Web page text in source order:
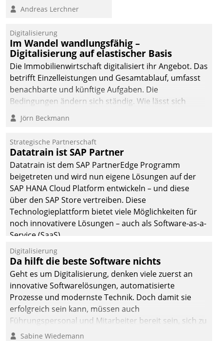
Softwareentwicklungshaus
Andreas Lerchner
Digitalisierung
Im Wandel wandlungsfähig –
Digitalisierung auf elastischer Basis
Die Immobilienwirtschaft digitalisiert ihr Angebot. Das
betrifft Einzelleistungen und Gesamtablauf, umfasst
benachbarte und künftige Aufgaben. Die
Bedingungen ändern sich ständig. Wie lässt sich
technisch die Kontrolle wahren und zugleich Freiraum
fürs Wachsen öffnen?
Jörn Beckmann
Strategische Partnerschaft
Datatrain ist SAP Partner
Datatrain ist dem SAP PartnerEdge Programm
beigetreten und wird nun eigene Lösungen auf der
SAP HANA Cloud Platform entwickeln – und diese
über den SAP Store vertreiben. Diese
Technologieplattform bietet viele Möglichkeiten für
noch innovativere Lösungen – auch als Software-as-a-
Service (SaaS).
Digitalisierung
Da hilft die beste Software nichts
Geht es um Digitalisierung, denken viele zuerst an
innovative Softwarelösungen, automatisierte
Prozesse und modernste Technik. Doch damit sie
erfolgreich sein kann, müssen auch
Führungspersonal und Mitarbeiter bereit sein, sich zu
verändern und anzupassen, sonst werden sie an ihr
Sabine Wiedemann